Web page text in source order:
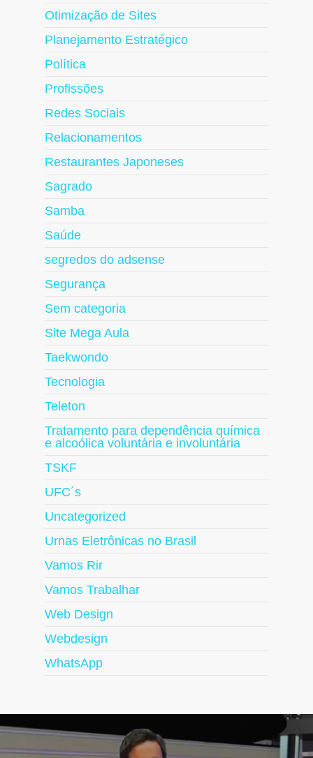
Otimização de Sites
Planejamento Estratégico
Política
Profissões
Redes Sociais
Relacionamentos
Restaurantes Japoneses
Sagrado
Samba
Saúde
segredos do adsense
Segurança
Sem categoria
Site Mega Aula
Taekwondo
Tecnologia
Teleton
Tratamento para dependência química
e alcoólica voluntária e involuntária
TSKF
UFC´s
Uncategorized
Urnas Eletrônicas no Brasil
Vamos Rir
Vamos Trabalhar
Web Design
Webdesign
WhatsApp